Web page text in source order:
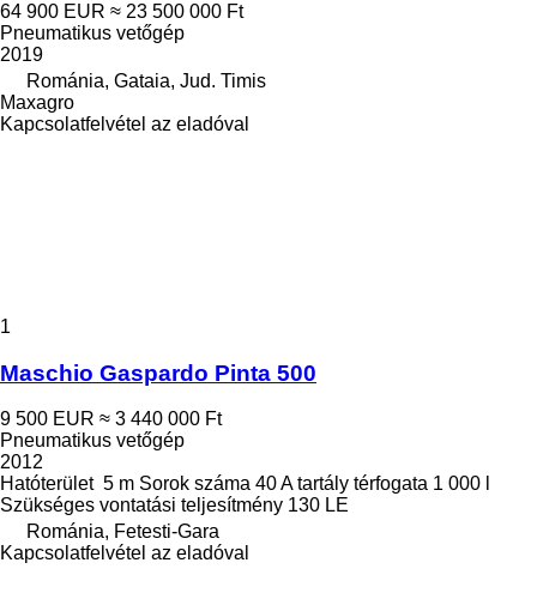
64 900 EUR ≈ 23 500 000 Ft
Pneumatikus vetőgép
2019
Románia, Gataia, Jud. Timis
Maxagro
Kapcsolatfelvétel az eladóval
1
Maschio Gaspardo Pinta 500
9 500 EUR ≈ 3 440 000 Ft
Pneumatikus vetőgép
2012
Hatóterület 5 m Sorok száma 40A tartály térfogata 1 000 l
Szükséges vontatási teljesítmény 130 LE
Románia, Fetesti-Gara
Kapcsolatfelvétel az eladóval